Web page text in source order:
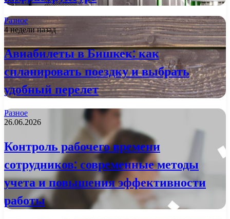
Разное
4 недели назад
Авиабилеты в Бишкек: как
спланировать поездку и выбрать
удобный перелет
Разное
26.06.2026
Контроль рабочего времени
сотрудников: современные методы
учета и повышения эффективности
работы